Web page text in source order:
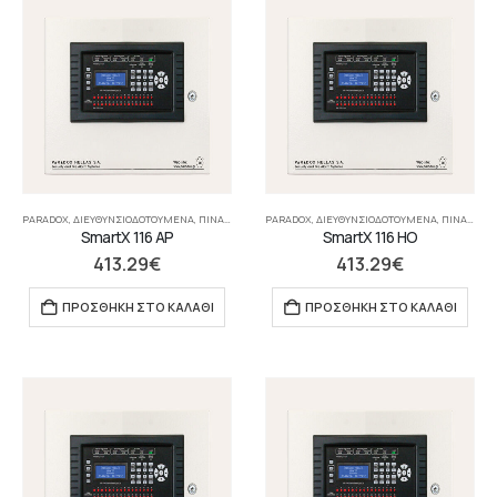
PARADOX, ΔΙΕΥΘΥΝΣΙΟΔΟΤΟΎΜΕΝΑ, ΠΊΝΑΚΕΣ ΣΥΣΤΉΜΑΤΑ ΠΥΡΑΝΊΧΝΕΥΣΗΣ-ΑΝΊΧΝΕΥΣΗΣ
SmartX 116 AP
413.29€
ΠΡΟΣΘΉΚΗ ΣΤΟ ΚΑΛΆΘΙ
PARADOX, ΔΙΕΥΘΥΝΣΙΟΔΟΤΟΎΜΕΝΑ, ΠΊΝΑΚΕΣ
SmartX 116 ΗΟ
413.29€
ΠΡΟΣΘΉΚΗ ΣΤΟ ΚΑΛΆΘΙ